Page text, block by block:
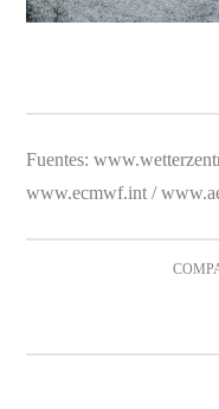
Fuentes:
www.ecmwf.int /